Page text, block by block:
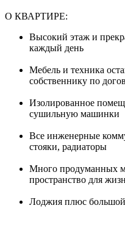
О КВАРТИРЕ:
Высокий этаж и
каждый день
Мебель и техника
собственнику по
Изолированное
сушильную машинки
Все инженерные
стояки, радиаторы
Много продуманных
пространство для
Лоджия плюс